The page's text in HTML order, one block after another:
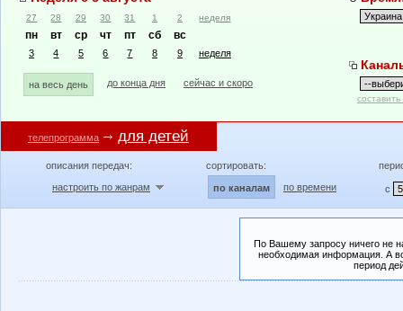
27 28 29 30 31 1 2 неделя
пн вт ср чт пт сб вс
3 4 5 6 7 8 9 неделя
на весь день до конца дня сейчас и скоро
телепрограмма для детей
описания передач:
настроить по жанрам
сортировать:
по каналам по времени с
По Вашему запросу ничего не
необходимая информация. А
период